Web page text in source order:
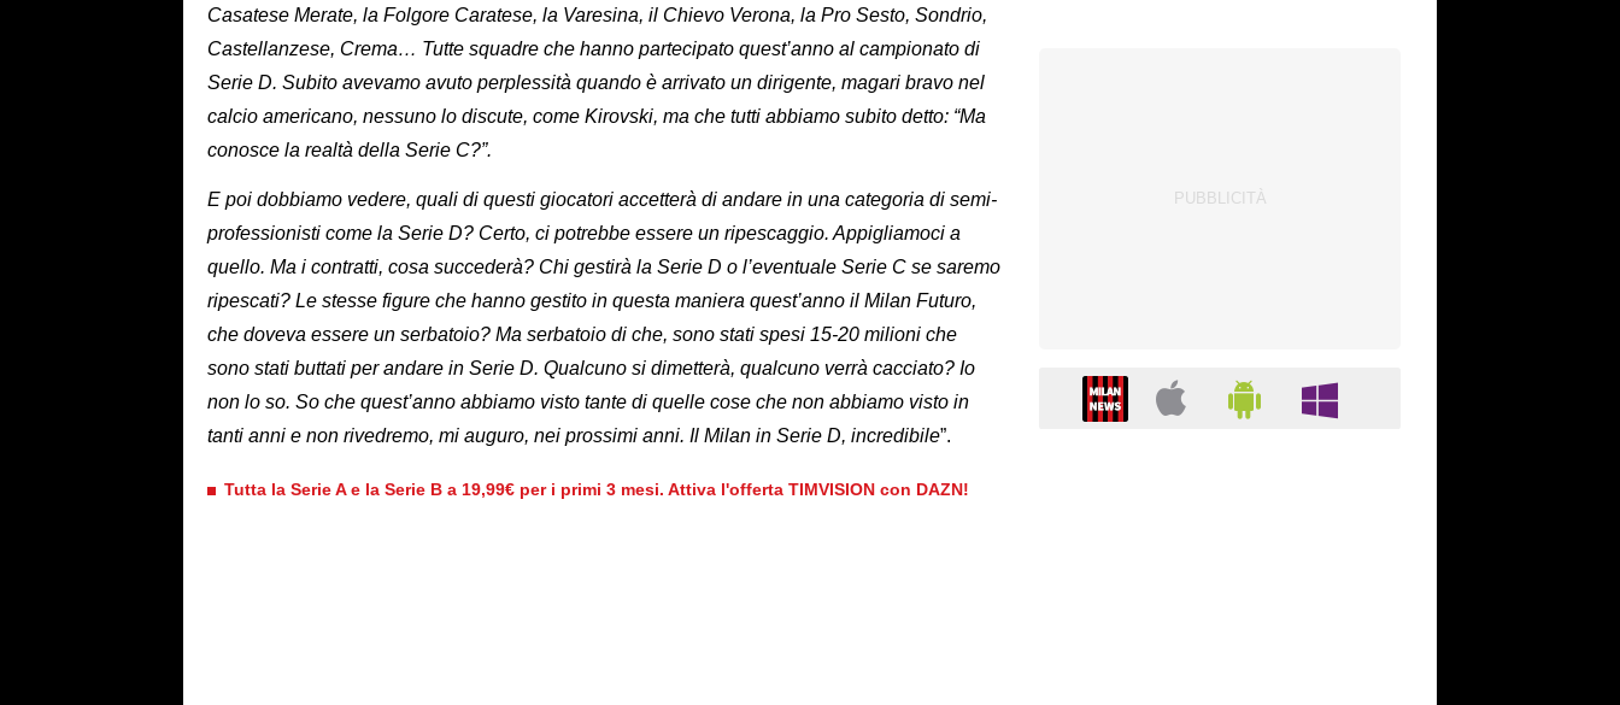
Casatese Merate, la Folgore Caratese, la Varesina, il Chievo Verona, la Pro Sesto, Sondrio,
Castellanzese, Crema… Tutte squadre che hanno partecipato quest’anno al campionato di
Serie D. Subito avevamo avuto perplessità quando è arrivato un dirigente, magari bravo nel
calcio americano, nessuno lo discute, come Kirovski, ma che tutti abbiamo subito detto: “Ma
conosce la realtà della Serie C?”.
E poi dobbiamo vedere, quali di questi giocatori accetterà di andare in una categoria di semi-
professionisti come la Serie D? Certo, ci potrebbe essere un ripescaggio. Appigliamoci a
quello. Ma i contratti, cosa succederà? Chi gestirà la Serie D o l’eventuale Serie C se saremo
ripescati? Le stesse figure che hanno gestito in questa maniera quest’anno il Milan Futuro,
che doveva essere un serbatoio? Ma serbatoio di che, sono stati spesi 15-20 milioni che
sono stati buttati per andare in Serie D. Qualcuno si dimetterà, qualcuno verrà cacciato? Io
non lo so. So che quest’anno abbiamo visto tante di quelle cose che non abbiamo visto in
tanti anni e non rivedremo, mi auguro, nei prossimi anni. Il Milan in Serie D, incredibile”.
Tutta la Serie A e la Serie B a 19,99€ per i primi 3 mesi. Attiva l'offerta TIMVISION con DAZN!